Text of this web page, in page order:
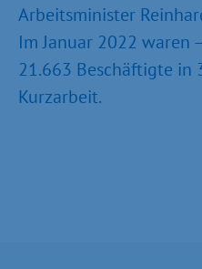
Arbeitsminister
Im Januar 2022 waren
21.663 Beschäftigte in
Kurzarbeit.